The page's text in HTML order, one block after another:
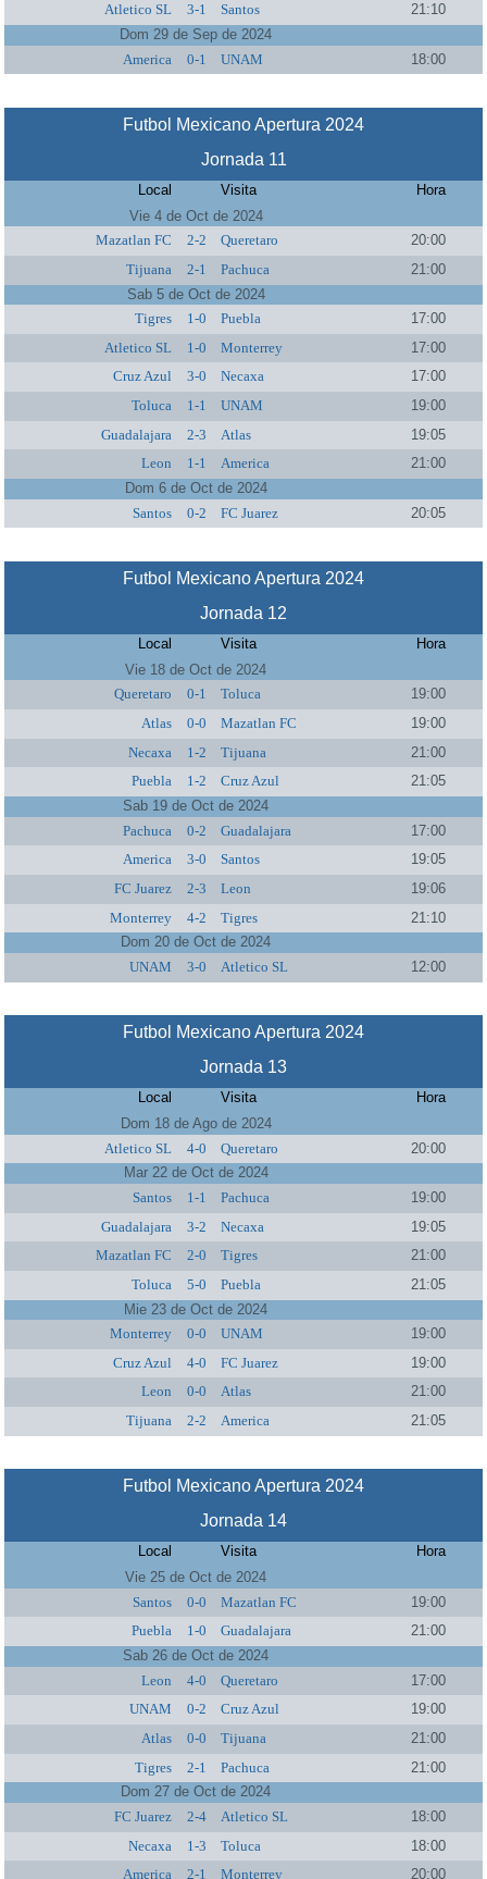
Atletico SL
3-1 Santos
21:10
Dom 29 de Sep de 2024
America
0-1 UNAM 18:00
Futbol Mexicano Apertura 2024
Jornada 11
Local Visita
Hora
Vie 4 de Oct de 2024
Mazatlan FC
2-2 Queretaro
20:00
Tijuana
2-1 Pachuca
21:00
Sab 5 de Oct de 2024
Tigres
1-0 Puebla
17:00
Atletico SL
1-0 Monterrey
17:00
Cruz Azul
3-0 Necaxa
17:00
Toluca
1-1 UNAM
19:00
Guadalajara
2-3 Atlas
19:05
Leon
1-1 America
21:00
Dom 6 de Oct de 2024
Santos
0-2 FC Juarez 20:05
Futbol Mexicano Apertura 2024
Jornada 12
Local Visita
Hora
Vie 18 de Oct de 2024
Queretaro
0-1 Toluca
19:00
Atlas
0-0 Mazatlan FC
19:00
Necaxa
1-2 Tijuana
21:00
Puebla
1-2 Cruz Azul
21:05
Sab 19 de Oct de 2024
Pachuca
0-2 Guadalajara
17:00
America
3-0 Santos
19:05
FC Juarez
2-3 Leon
19:06
Monterrey
4-2 Tigres
21:10
Dom 20 de Oct de 2024
UNAM
3-0 Atletico SL 12:00
Futbol Mexicano Apertura 2024
Jornada 13
Local Visita
Hora
Dom 18 de Ago de 2024
Atletico SL
4-0 Queretaro
20:00
Mar 22 de Oct de 2024
Santos
1-1 Pachuca
19:00
Guadalajara
3-2 Necaxa
19:05
Mazatlan FC
2-0 Tigres
21:00
Toluca
5-0 Puebla
21:05
Mie 23 de Oct de 2024
Monterrey
0-0 UNAM
19:00
Cruz Azul
4-0 FC Juarez
19:00
Leon
0-0 Atlas
21:00
Tijuana
2-2 America 21:05
Futbol Mexicano Apertura 2024
Jornada 14
Local Visita
Hora
Vie 25 de Oct de 2024
Santos
0-0 Mazatlan FC
19:00
Puebla
1-0 Guadalajara
21:00
Sab 26 de Oct de 2024
Leon
4-0 Queretaro
17:00
UNAM
0-2 Cruz Azul
19:00
Atlas
0-0 Tijuana
21:00
Tigres
2-1 Pachuca
21:00
Dom 27 de Oct de 2024
FC Juarez
2-4 Atletico SL
18:00
Necaxa
1-3 Toluca
18:00
America
2-1 Monterrey 20:00